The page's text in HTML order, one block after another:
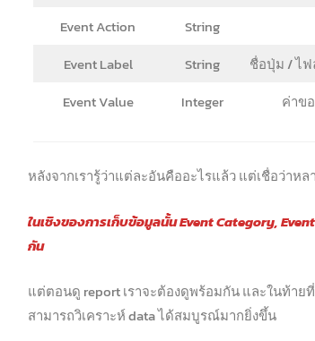
Event Action
String
Event Label
String
ชื่อปุ่ม / ไฟ
Event Value
Integer ค่าข
หลังจากเรารู้ว่าแต่ละอันคืออะไรแล้ว แต่เชื่อว่าห
ในเชิงของการเก็บข้อมูลนั้น Event Category,
กัน
แต่ตอนดู report เราจะต้องดูพร้อมกัน และในท้าย
สามารถวิเคราะห์ data ได้สมบูรณ์มากยิ่งขึ้น